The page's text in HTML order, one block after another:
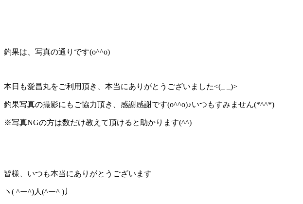
釣果は、写真の通りです(o^^o)
本日も愛昌丸をご利用頂き、本当にありがとうございました<(_ _)>
釣果写真の撮影にもご協力頂き、感謝感謝です(o^^o)♪いつもすみません(*^^*)
※写真NGの方は数だけ教えて頂けると助かります(^^)
皆様、いつも本当にありがとうございます
ヽ( ^ー^)人(^ー^ )丿